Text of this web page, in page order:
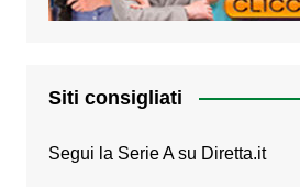
Siti consigliati
Segui la Serie A su Diretta.it